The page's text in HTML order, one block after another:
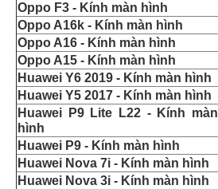
Oppo F3 - Kính màn hình
Oppo A16k - Kính màn hình
Oppo A16 - Kính màn hình
Oppo A15 - Kính màn hình
Huawei Y6 2019 - Kính màn hình
Huawei Y5 2017 - Kính màn hình
Huawei P9 Lite L22 - Kính màn
hình
Huawei P9 - Kính màn hình
Huawei Nova 7i - Kính màn hình
Huawei Nova 3i - Kính màn hình